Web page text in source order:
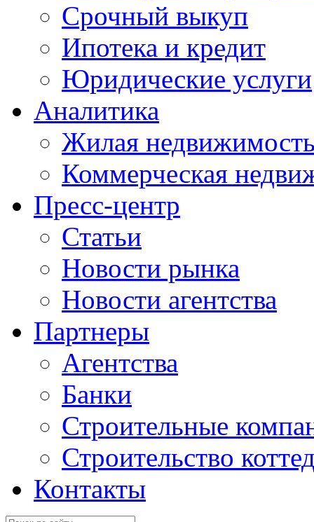
Срочный выкуп
Ипотека и кредит
Юридические услуги
Аналитика
Жилая
Коммерческая
Пресс-центр
Статьи
Новости рынка
Новости агентства
Партнеры
Агентства
Банки
Строительные
Строительство
Контакты